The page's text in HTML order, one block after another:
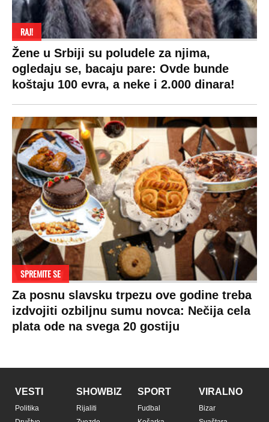
RAJ!
Žene u Srbiji su poludele za njima,
ogledaju se, bacaju pare: Ovde bunde
koštaju 100 evra, a neke i 2.000 dinara!
SPREMITE SE
Za posnu slavsku trpezu ove godine treba
izdvojiti ozbiljnu sumu novca: Nečija cela
plata ode na svega 20 gostiju
VESTI
Politika
SHOWBIZ
Rijaliti
SPORT
Fudbal
VIRALNO
Bizar